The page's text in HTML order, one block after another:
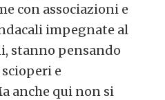
con associazioni e
impegnate al
stanno pensando
e
anche qui non si